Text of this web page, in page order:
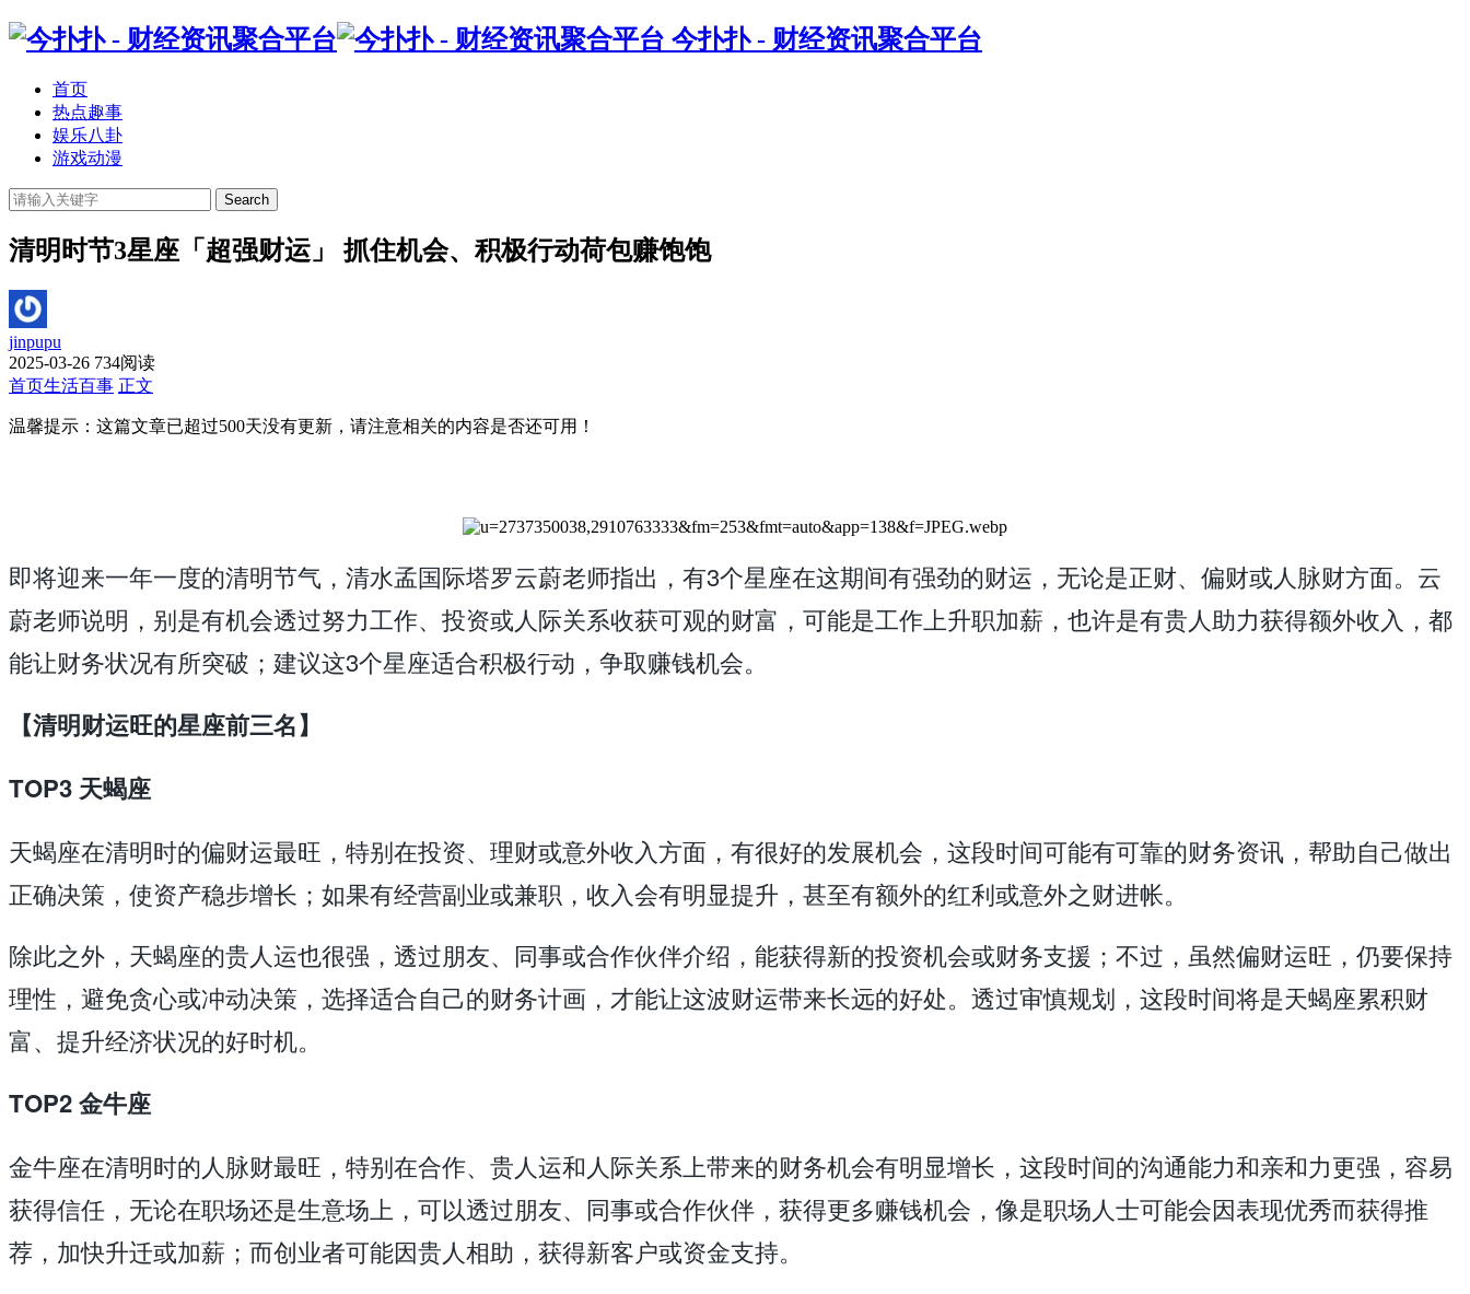
今扑扑 - 财经资讯聚合平台
首页
热点趣事
娱乐八卦
游戏动漫
Search
清明时节3星座「超强财运」 抓住机会、积极行动荷包赚饱饱
jinpupu
2025-03-26 734阅读
首页生活百事 正文
温馨提示：这篇文章已超过500天没有更新，请注意相关的内容是否还可用！
即将迎来一年一度的清明节气，清水孟国际塔罗云蔚老师指出，有3个星座在这期间有强劲的财运，无论是正财、偏财或人脉财方面。云
蔚老师说明，别是有机会透过努力工作、投资或人际关系收获可观的财富，可能是工作上升职加薪，也许是有贵人助力获得额外收入，都
能让财务状况有所突破；建议这3个星座适合积极行动，争取赚钱机会。
【清明财运旺的星座前三名】
TOP3 天蝎座
天蝎座在清明时的偏财运最旺，特别在投资、理财或意外收入方面，有很好的发展机会，这段时间可能有可靠的财务资讯，帮助自己做出
正确决策，使资产稳步增长；如果有经营副业或兼职，收入会有明显提升，甚至有额外的红利或意外之财进帐。
除此之外，天蝎座的贵人运也很强，透过朋友、同事或合作伙伴介绍，能获得新的投资机会或财务支援；不过，虽然偏财运旺，仍要保持
理性，避免贪心或冲动决策，选择适合自己的财务计画，才能让这波财运带来长远的好处。透过审慎规划，这段时间将是天蝎座累积财
富、提升经济状况的好时机。
TOP2 金牛座
金牛座在清明时的人脉财最旺，特别在合作、贵人运和人际关系上带来的财务机会有明显增长，这段时间的沟通能力和亲和力更强，容易
获得信任，无论在职场还是生意场上，可以透过朋友、同事或合作伙伴，获得更多赚钱机会，像是职场人士可能会因表现优秀而获得推
荐，加快升迁或加薪；而创业者可能因贵人相助，获得新客户或资金支持。